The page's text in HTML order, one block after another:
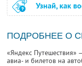
Узнай, как
ПОДРОБНЕЕ О
«Яндекс Путешествия»
авиа- и билетов на